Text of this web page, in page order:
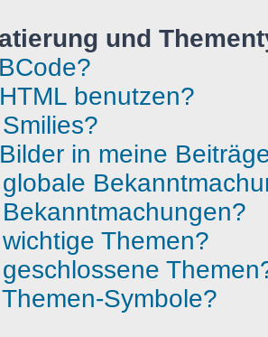
und
benutzen?
in meine
Themen?
Symbole?